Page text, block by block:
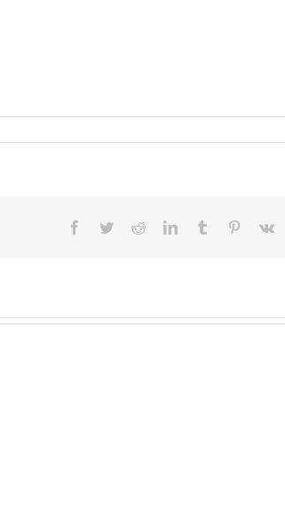
Facebook
TwitterRedditLinkedInTumblr Pinterest
Vk